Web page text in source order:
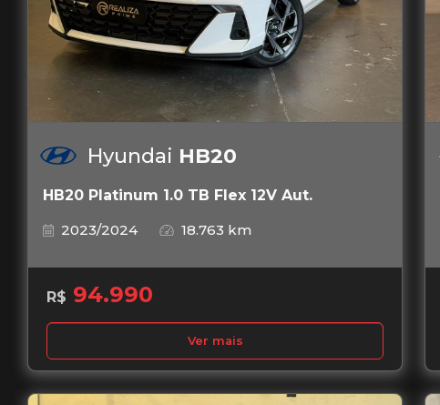
Hyundai HB20
HB20 Platinum 1.0 TB Flex 12V Aut.
2023/2024
18.763 km
R$ 94.990
Ver mais